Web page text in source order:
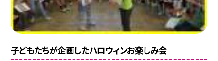
子どもたちが企画したハロウィンお楽しみ会